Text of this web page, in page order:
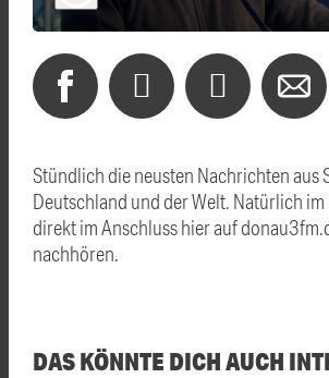
Stündlich die neusten Nachrichten aus
Deutschland und der Welt. Natürlich
direkt im Anschluss hier auf
nachhören.
DAS KÖNNTE DICH AUCH